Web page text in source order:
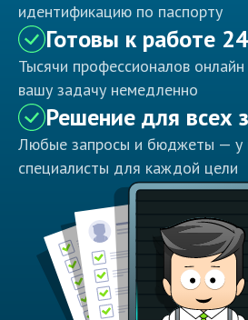
идентификацию по паспорту
Готовы к работе
Тысячи профессионалов онлайн
вашу задачу немедленно
Решение для всех
Любые запросы и бюджеты — у
специалисты для каждой цели